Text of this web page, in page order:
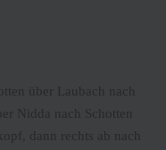
über Laubach nach
Nidda nach Schotten
dann rechts ab nach